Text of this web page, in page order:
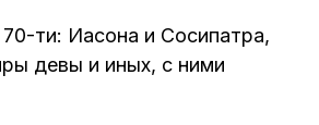
ти: Иасона и Сосипатра,
девы и иных, с ними